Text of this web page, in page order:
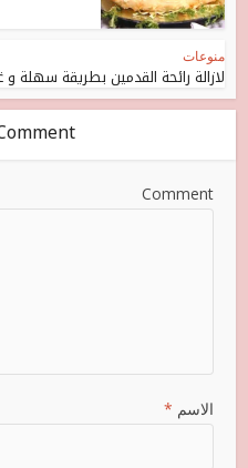
منوعات
لازالة رائحة القدمين بطريقة سهلة
Comment
الاسم *